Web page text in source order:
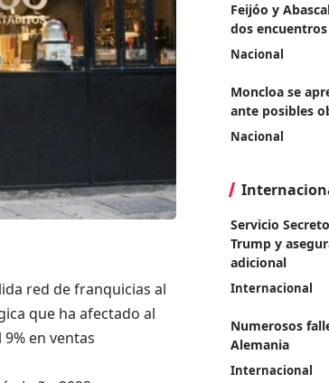
red de franquicias al
que ha afectado al
en ventas
Feijóo y
dos
Nacional
Moncloa se
ante posibles
Nacional
Servicio
Trump y
adicional
Internacional
Numerosos
Alemania
Internacional